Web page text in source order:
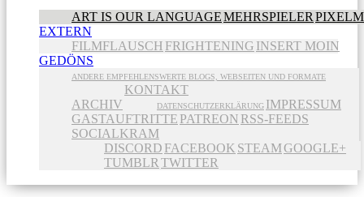
ART IS OUR LANGUAGEMEHRSPIELER
EXTERN
FILMFLAUSCH FRIGHTENING INSERT MOIN
GEDÖNS
ANDERE EMPFEHLENSWERTE BLOGS, WEBSEITEN UND FORMATE
ARCHIV
KONTAKT
DATENSCHUTZERKLÄRUNG IMPRESSUM
GASTAUFTRITTE PATREON RSS-FEEDS
SOCIALKRAM
DISCORD FACEBOOK STEAMGOOGLE+
TUMBLR TWITTER